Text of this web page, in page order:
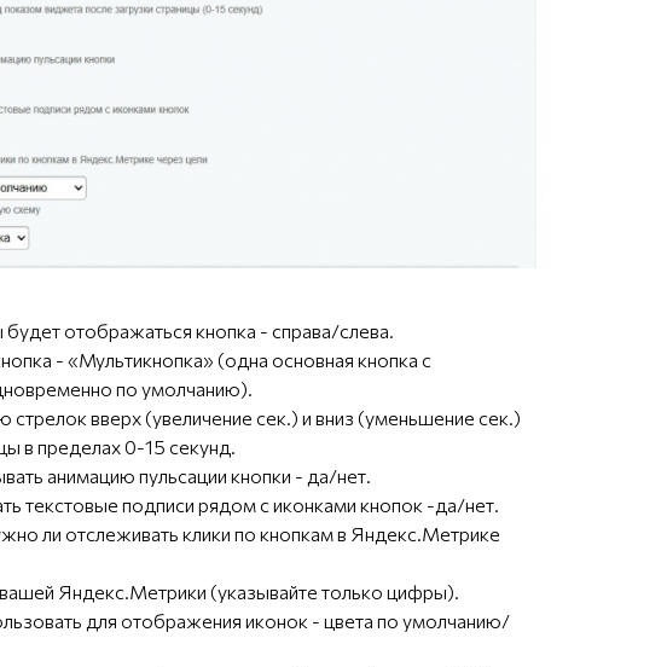
отображаться кнопка - справа/слева.
- «Мультикнопка» (одна основная кнопка с
по умолчанию).
вверх (увеличение сек.) и вниз (уменьшение сек.)
в пределах 0-15 секунд.
анимацию пульсации кнопки - да/нет.
текстовые подписи рядом с иконками кнопок -да/нет.
ли отслеживать клики по кнопкам в Яндекс.Метрике
Яндекс.Метрики (указывайте только цифры).
для отображения иконок - цвета по умолчанию/